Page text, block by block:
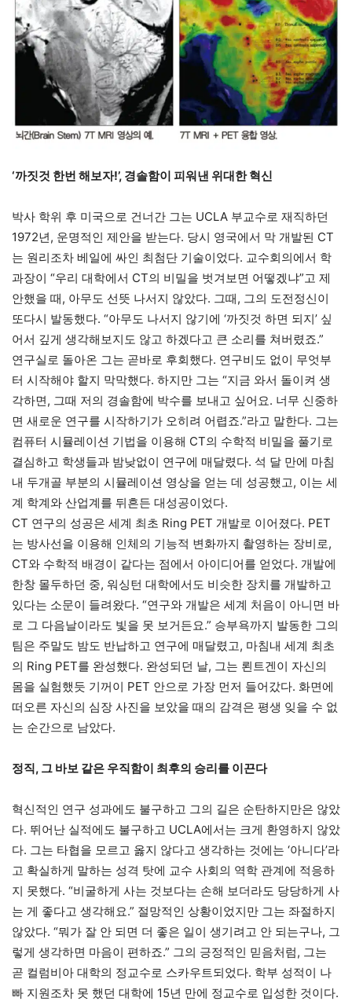
‘까짓것 한번 해보자!’, 경솔함이 피워낸 위대한 혁신
박사 학위 후 미국으로 건너간 그는 UCLA 부교수로 재직하던
1972년, 운명적인 제안을 받는다. 당시 영국에서 막 개발된 CT
는 원리조차 베일에 싸인 최첨단 기술이었다. 교수회의에서 학
과장이 “우리 대학에서 CT의 비밀을 벗겨보면 어떻겠냐”고 제
안했을 때, 아무도 선뜻 나서지 않았다. 그때, 그의 도전정신이
또다시 발동했다. “아무도 나서지 않기에 ‘까짓것 하면 되지’ 싶
어서 깊게 생각해보지도 않고 하겠다고 큰 소리를 쳐버렸죠.”
연구실로 돌아온 그는 곧바로 후회했다. 연구비도 없이 무엇부
터 시작해야 할지 막막했다. 하지만 그는 “지금 와서 돌이켜 생
각하면, 그때 저의 경솔함에 박수를 보내고 싶어요. 너무 신중하
면 새로운 연구를 시작하기가 오히려 어렵죠.”라고 말한다. 그는
컴퓨터 시뮬레이션 기법을 이용해 CT의 수학적 비밀을 풀기로
결심하고 학생들과 밤낮없이 연구에 매달렸다. 석 달 만에 마침
내 두개골 부분의 시뮬레이션 영상을 얻는 데 성공했고, 이는 세
계 학계와 산업계를 뒤흔든 대성공이었다.
CT 연구의 성공은 세계 최초 Ring PET 개발로 이어졌다. PET
는 방사선을 이용해 인체의 기능적 변화까지 촬영하는 장비로,
CT와 수학적 배경이 같다는 점에서 아이디어를 얻었다. 개발에
한창 몰두하던 중, 워싱턴 대학에서도 비슷한 장치를 개발하고
있다는 소문이 들려왔다. “연구와 개발은 세계 처음이 아니면 바
로 그 다음날이라도 빛을 못 보거든요.” 승부욕까지 발동한 그의
팀은 주말도 밤도 반납하고 연구에 매달렸고, 마침내 세계 최초
의 Ring PET를 완성했다. 완성되던 날, 그는 뢴트겐이 자신의
몸을 실험했듯 기꺼이 PET 안으로 가장 먼저 들어갔다. 화면에
떠오른 자신의 심장 사진을 보았을 때의 감격은 평생 잊을 수 없
는 순간으로 남았다.
정직, 그 바보 같은 우직함이 최후의 승리를 이끈다
혁신적인 연구 성과에도 불구하고 그의 길은 순탄하지만은 않았
다. 뛰어난 실적에도 불구하고 UCLA에서는 크게 환영하지 않았
다. 그는 타협을 모르고 옳지 않다고 생각하는 것에는 ‘아니다’라
고 확실하게 말하는 성격 탓에 교수 사회의 역학 관계에 적응하
지 못했다. “비굴하게 사는 것보다는 손해 보더라도 당당하게 사
는 게 좋다고 생각해요.” 절망적인 상황이었지만 그는 좌절하지
않았다. “뭐가 잘 안 되면 더 좋은 일이 생기려고 안 되는구나, 그
렇게 생각하면 마음이 편하죠.” 그의 긍정적인 믿음처럼, 그는
곧 컬럼비아 대학의 정교수로 스카우트되었다. 학부 성적이 나
빠 지원조차 못 했던 대학에 15년 만에 정교수로 입성한 것이다.